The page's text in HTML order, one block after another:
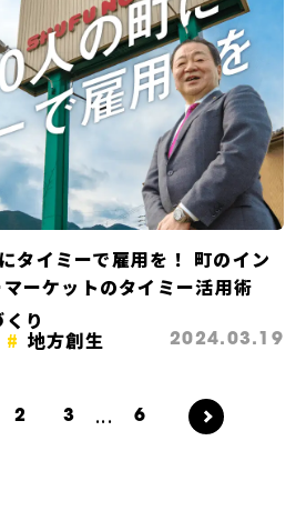
イミーで雇用を！ 町のイン
ーケットのタイミー活用術
り
地方創生 2024.03.19
2 3 ... 6